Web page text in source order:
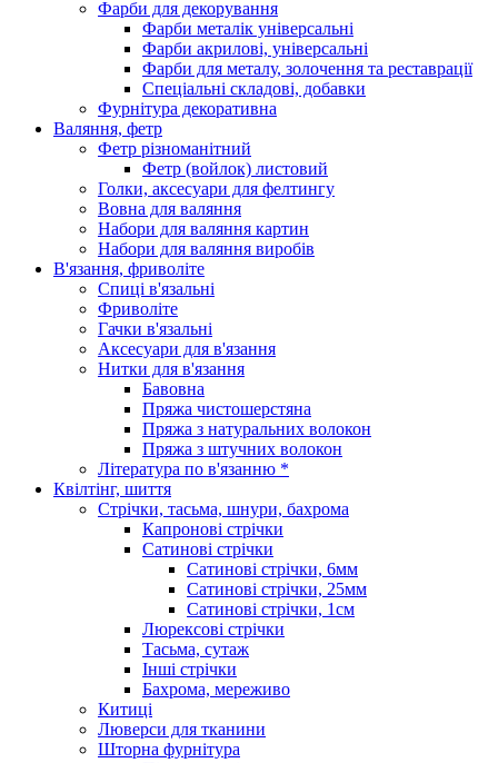
Фарби для декорування
Фарби металік універсальні
Фарби акрилові, універсальні
Фарби для металу, золочення та реставрації
Спеціальні складові, добавки
Фурнітура декоративна
Валяння, фетр
Фетр різноманітний
Фетр (войлок) листовий
Голки, аксесуари для фелтингу
Вовна для валяння
Набори для валяння картин
Набори для валяння виробів
В'язання, фриволіте
Спиці в'язальні
Фриволіте
Гачки в'язальні
Аксесуари для в'язання
Нитки для в'язання
Бавовна
Пряжа чистошерстяна
Пряжа з натуральних волокон
Пряжа з штучних волокон
Література по в'язанню *
Квілтінг, шиття
Стрічки, тасьма, шнури, бахрома
Капронові стрічки
Сатинові стрічки
Сатинові стрічки, 6мм
Сатинові стрічки, 25мм
Сатинові стрічки, 1см
Люрексові стрічки
Тасьма, сутаж
Інші стрічки
Бахрома, мереживо
Китиці
Люверси для тканини
Шторна фурнітура